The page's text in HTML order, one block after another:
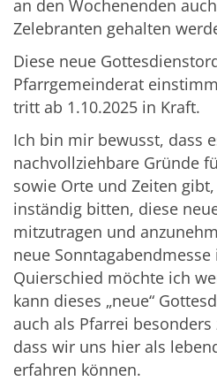
an den Wochenenden
Zelebranten gehalten
Diese neue
Pfarrgemeinderat
tritt ab 1.10.2025 in Kraft.
Ich bin mir bewusst, dass
nachvollziehbare Gründe
sowie Orte und Zeiten
inständig bitten, diese
mitzutragen und
neue
Quierschied möchte ich
kann dieses „neue“
auch als Pfarrei
dass wir uns hier als
erfahren können.